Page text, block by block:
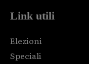
Link utili
Elezioni
Speciali